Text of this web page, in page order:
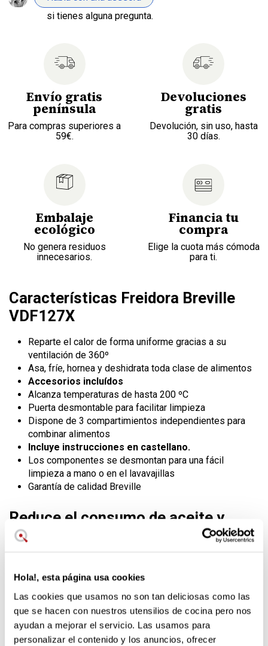
Hola!, esta página usa cookies
Las cookies que usamos no son tan deliciosas como las
que se hacen con nuestros utensilios de cocina pero nos
ayudan a mejorar el servicio. Las usamos para
personalizar el contenido y los anuncios, ofrecer
si tienes alguna pregunta.
Envío gratis
península
Para compras superiores a
59€.
Devoluciones
gratis
Devolución, sin uso, hasta
30 días.
Embalaje
ecológico
No genera residuos
innecesarios.
Financia tu
compra
Elige la cuota más cómoda
para ti.
Características Freidora Breville
VDF127X
Reparte el calor de forma uniforme gracias a su
ventilación de 360º
Asa, fríe, hornea y deshidrata toda clase de alimentos
Accesorios incluídos
Alcanza temperaturas de hasta 200 ºC
Puerta desmontable para facilitar limpieza
Dispone de 3 compartimientos independientes para
combinar alimentos
Incluye instrucciones en castellano.
Los componentes se desmontan para una fácil
limpieza a mano o en el lavavajillas
Garantía de calidad Breville
Reduce el consumo de aceite y
grasas en un 99,5%. Comida casera
Breville presenta su modelo de freidora de aire con un
destaca su capacidad para funcionar como horno de calor
halógeno. Esto te brinda un abanico de posibilidades para
realizar todo tipo de platos caseros variados y saludables
para toda la familia.